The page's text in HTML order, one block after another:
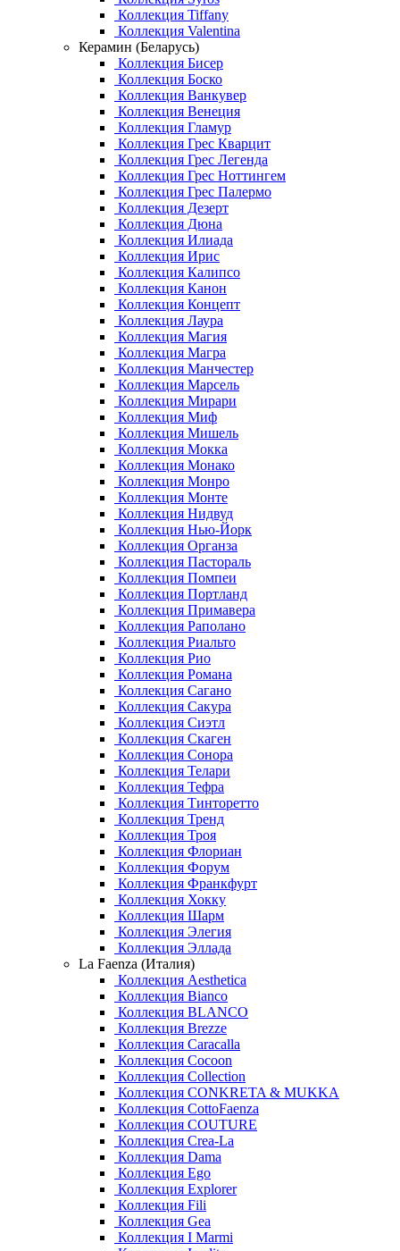
Коллекция Tiffany
Коллекция Valentina
Керамин (Беларусь)
Коллекция Бисер
Коллекция Боско
Коллекция Ванкувер
Коллекция Венеция
Коллекция Гламур
Коллекция Грес Кварцит
Коллекция Грес Легенда
Коллекция Грес Ноттингем
Коллекция Грес Палермо
Коллекция Дезерт
Коллекция Дюна
Коллекция Илиада
Коллекция Ирис
Коллекция Калипсо
Коллекция Канон
Коллекция Концепт
Коллекция Лаура
Коллекция Магия
Коллекция Магра
Коллекция Манчестер
Коллекция Марсель
Коллекция Мирари
Коллекция Миф
Коллекция Мишель
Коллекция Мокка
Коллекция Монако
Коллекция Монро
Коллекция Монте
Коллекция Нидвуд
Коллекция Нью-Йорк
Коллекция Органза
Коллекция Пастораль
Коллекция Помпеи
Коллекция Портланд
Коллекция Примавера
Коллекция Раполано
Коллекция Риальто
Коллекция Рио
Коллекция Романа
Коллекция Сагано
Коллекция Сакура
Коллекция Сиэтл
Коллекция Скаген
Коллекция Сонора
Коллекция Телари
Коллекция Тефра
Коллекция Тинторетто
Коллекция Тренд
Коллекция Троя
Коллекция Флориан
Коллекция Форум
Коллекция Франкфурт
Коллекция Хокку
Коллекция Шарм
Коллекция Элегия
Коллекция Эллада
La Faenza (Италия)
Коллекция Aesthetica
Коллекция Bianco
Коллекция BLANCO
Коллекция Brezze
Коллекция Caracalla
Коллекция Cocoon
Коллекция Collection
Коллекция CONKRETA & MUKKA
Коллекция CottoFaenza
Коллекция COUTURE
Коллекция Crea-La
Коллекция Dama
Коллекция Ego
Коллекция Explorer
Коллекция Fili
Коллекция Gea
Коллекция I Marmi